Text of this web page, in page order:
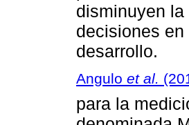
disminuyen
decisiones
desarrollo.
Angulo et al.
para la